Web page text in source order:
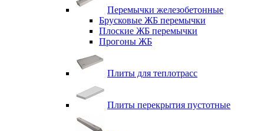
Перемычки железобетонные
Брусковые ЖБ перемычки
Плоские ЖБ перемычки
Прогоны ЖБ
Плиты для теплотрасс
Плиты перекрытия пустотные